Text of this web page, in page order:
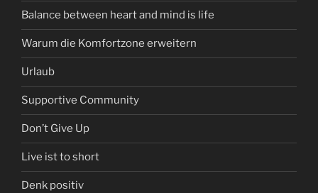
Balance between heart and mind is life
Warum die Komfortzone erweitern
Urlaub
Supportive Community
Don’t Give Up
Live ist to short
Denk positiv